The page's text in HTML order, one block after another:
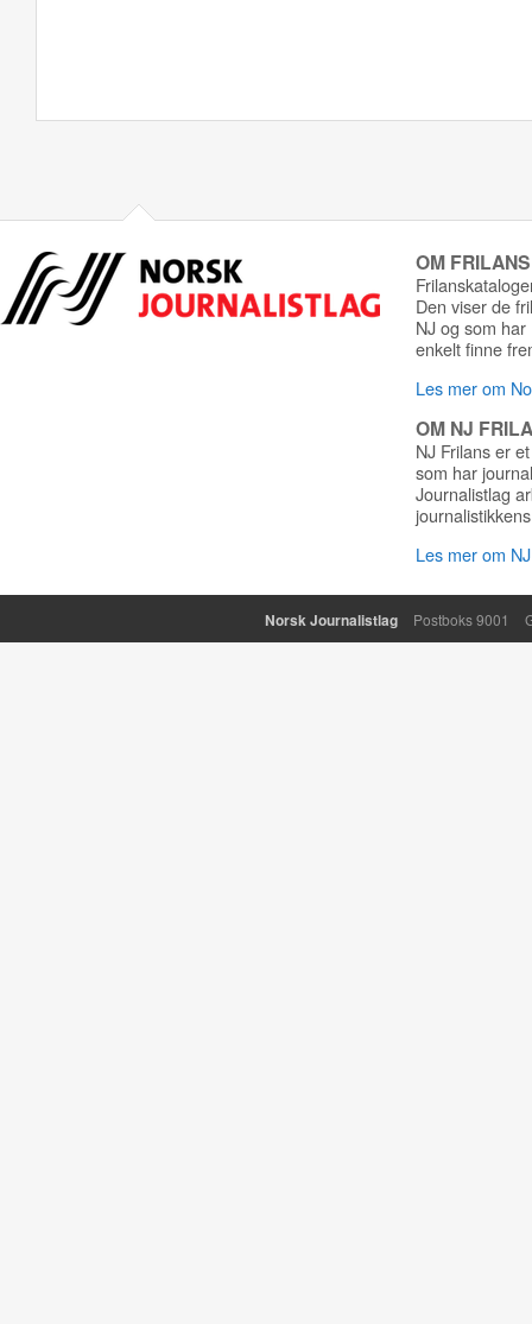
OM
Den viser de
NJ og som
enkelt finne
Les mer om
OM NJ
NJ Frilans er
som har
Journalistlag
Les mer om
Norsk Journalistlag Postboks 9001